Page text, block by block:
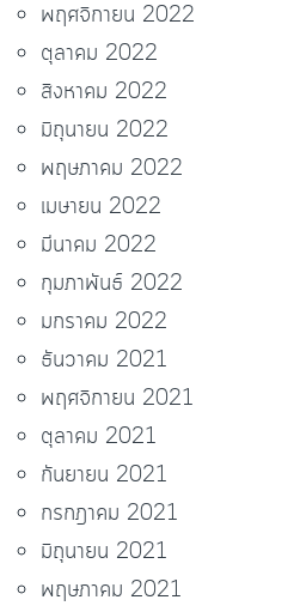
พฤศจิกายน 2022
ตุลาคม 2022
สิงหาคม 2022
มิถุนายน 2022
พฤษภาคม 2022
เมษายน 2022
มีนาคม 2022
กุมภาพันธ์ 2022
มกราคม 2022
ธันวาคม 2021
พฤศจิกายน 2021
ตุลาคม 2021
กันยายน 2021
กรกฎาคม 2021
มิถุนายน 2021
พฤษภาคม 2021